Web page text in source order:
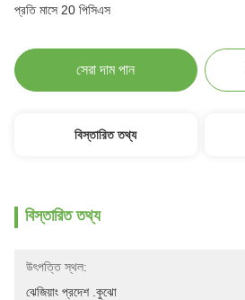
প্রতি মাসে 20 পিসিএস
সেরা দাম পান
বিস্তারিত তথ্য
বিস্তারিত তথ্য
উৎপত্তি স্থল:
ঝেজিয়াং প্রদেশ .কুঝো